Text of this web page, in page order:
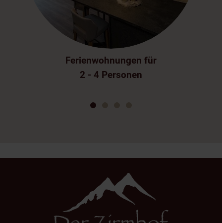
Ferienwohnungen für
2 - 4 Personen